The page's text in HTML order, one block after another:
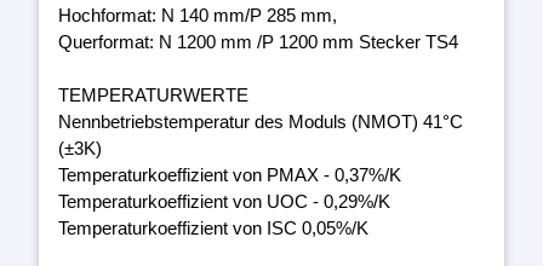
Hochformat: N 140 mm/P 285 mm,
Querformat: N 1200 mm /P 1200 mm Stecker TS4
TEMPERATURWERTE
Nennbetriebstemperatur des Moduls (NMOT) 41°C
(±3K)
Temperaturkoeffizient von PMAX - 0,37%/K
Temperaturkoeffizient von UOC - 0,29%/K
Temperaturkoeffizient von ISC 0,05%/K